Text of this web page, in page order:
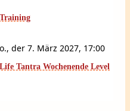
der 7. März 2027, 17:00
Tantra Wochenende Level